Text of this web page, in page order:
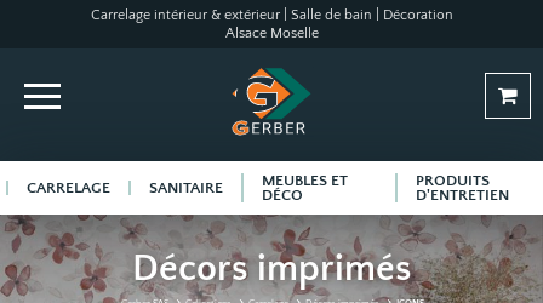
Carrelage intérieur & extérieur | Salle de bain | Décoration
Alsace Moselle
CARRELAGE SANITAIRE
MEUBLES ET
DÉCO
PRODUITS
D'ENTRETIEN
Décors imprimés